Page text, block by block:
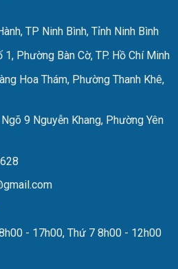
TP Ninh Bình, Tỉnh Ninh Bình
Phường Bàn Cờ, TP. Hồ Chí Minh
Hoa Thám, Phường Thanh Khê,
9 Nguyễn Khang, Phường Yên
- 17h00, Thứ 7 8h00 - 12h00